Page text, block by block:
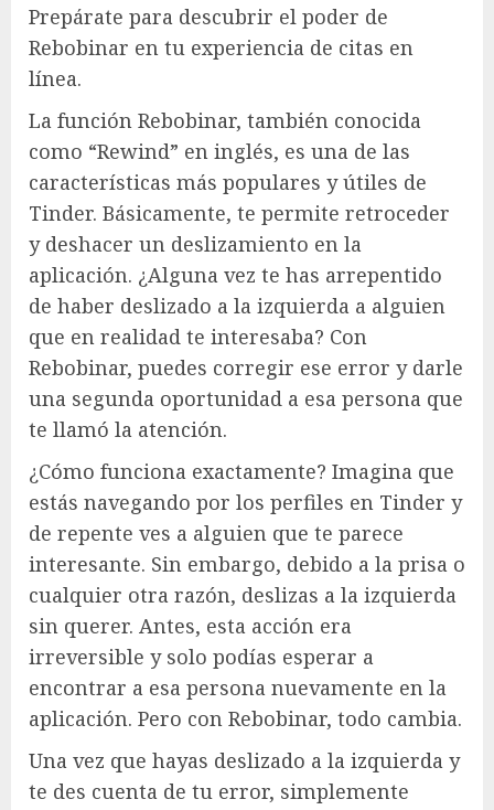
Prepárate para descubrir el poder de
Rebobinar en tu experiencia de citas en
línea.
La función Rebobinar, también conocida
como “Rewind” en inglés, es una de las
características más populares y útiles de
Tinder. Básicamente, te permite retroceder
y deshacer un deslizamiento en la
aplicación. ¿Alguna vez te has arrepentido
de haber deslizado a la izquierda a alguien
que en realidad te interesaba? Con
Rebobinar, puedes corregir ese error y darle
una segunda oportunidad a esa persona que
te llamó la atención.
¿Cómo funciona exactamente? Imagina que
estás navegando por los perfiles en Tinder y
de repente ves a alguien que te parece
interesante. Sin embargo, debido a la prisa o
cualquier otra razón, deslizas a la izquierda
sin querer. Antes, esta acción era
irreversible y solo podías esperar a
encontrar a esa persona nuevamente en la
aplicación. Pero con Rebobinar, todo cambia.
Una vez que hayas deslizado a la izquierda y
te des cuenta de tu error, simplemente